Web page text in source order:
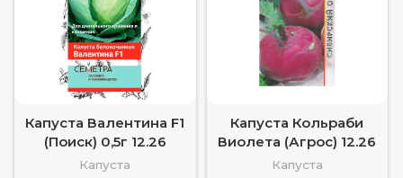
Капуста Валентина F1
(Поиск) 0,5г 12.26
Капуста
Капуста Кольраби
Виолета (Агрос) 12.26
Капуста